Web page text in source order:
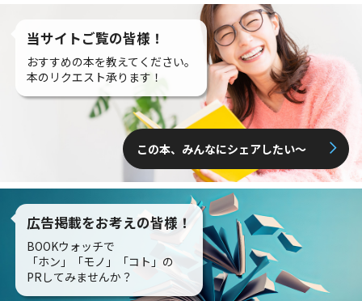
当サイトご覧の皆様！
おすすめの本を教えてください。
本のリクエスト承ります！
この本、みんなにシェアしたい〜
広告掲載をお考えの皆様！
BOOKウォッチで
「ホン」「モノ」「コト」の
PRしてみませんか？